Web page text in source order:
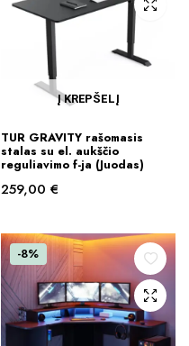
Į KREPŠELĮ
TUR GRAVITY rašomasis
stalas su el. aukščio
reguliavimo f-ja (Juodas)
259,00 €
-8%